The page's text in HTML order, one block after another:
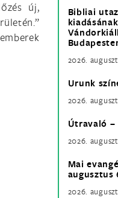
új,
Bibliai
2026.
Urunk
2026.
Útravaló –
2026.
Mai
augusztus
2026.